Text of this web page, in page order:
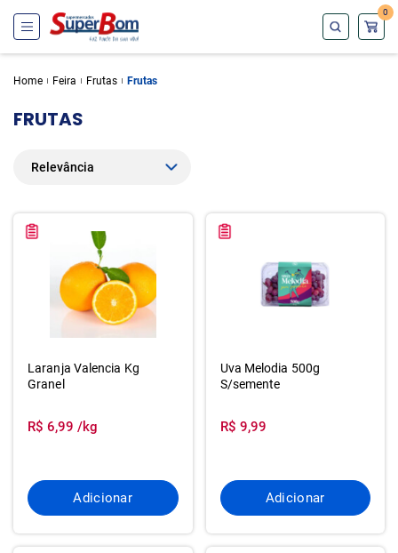
0
Home Feira Frutas Frutas
FRUTAS
Laranja Valencia Kg
Granel
R$ 6,99 /kg
Adicionar
Uva Melodia 500g
S/semente
R$ 9,99
Adicionar